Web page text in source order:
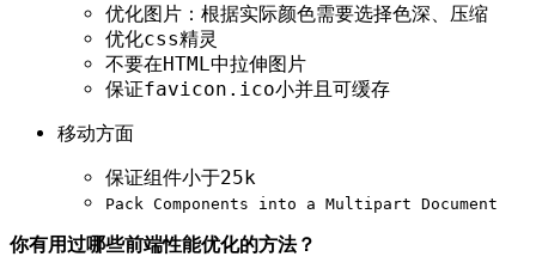
优化图片：根据实际颜色需要选择色深、压缩
优化css精灵
不要在HTML中拉伸图片
保证favicon.ico小并且可缓存
移动方面
保证组件小于25k
Pack Components into a Multipart Document
你有用过哪些前端性能优化的方法？